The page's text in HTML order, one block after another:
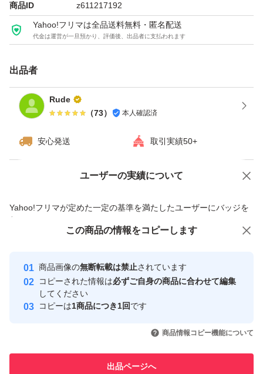
商品ID z611217192
Yahoo!フリマは全品送料無料・匿名配送
代金は運営が一旦預かり、評価後、出品者に支払われます
出品者
Rude
（73） 本人確認済
安心発送 取引実績50+
ユーザーの実績について
Yahoo!フリマが定めた一定の基準を満たしたユーザーにバッジを
付与しています
安心取引出品者
心・安全なユーザーです
取引実績
引を完了させた実績があります
での取引実績があります
価格の相談 商品への質問
この商品の情報をコピーします
商品画像の無断転載は禁止されています
コピーされた情報は必ずご自身の商品に合わせて編集
してください
コピーは1商品につき1回です
商品情報コピー機能について
出品ページへ
この商品をみている人にオススメ